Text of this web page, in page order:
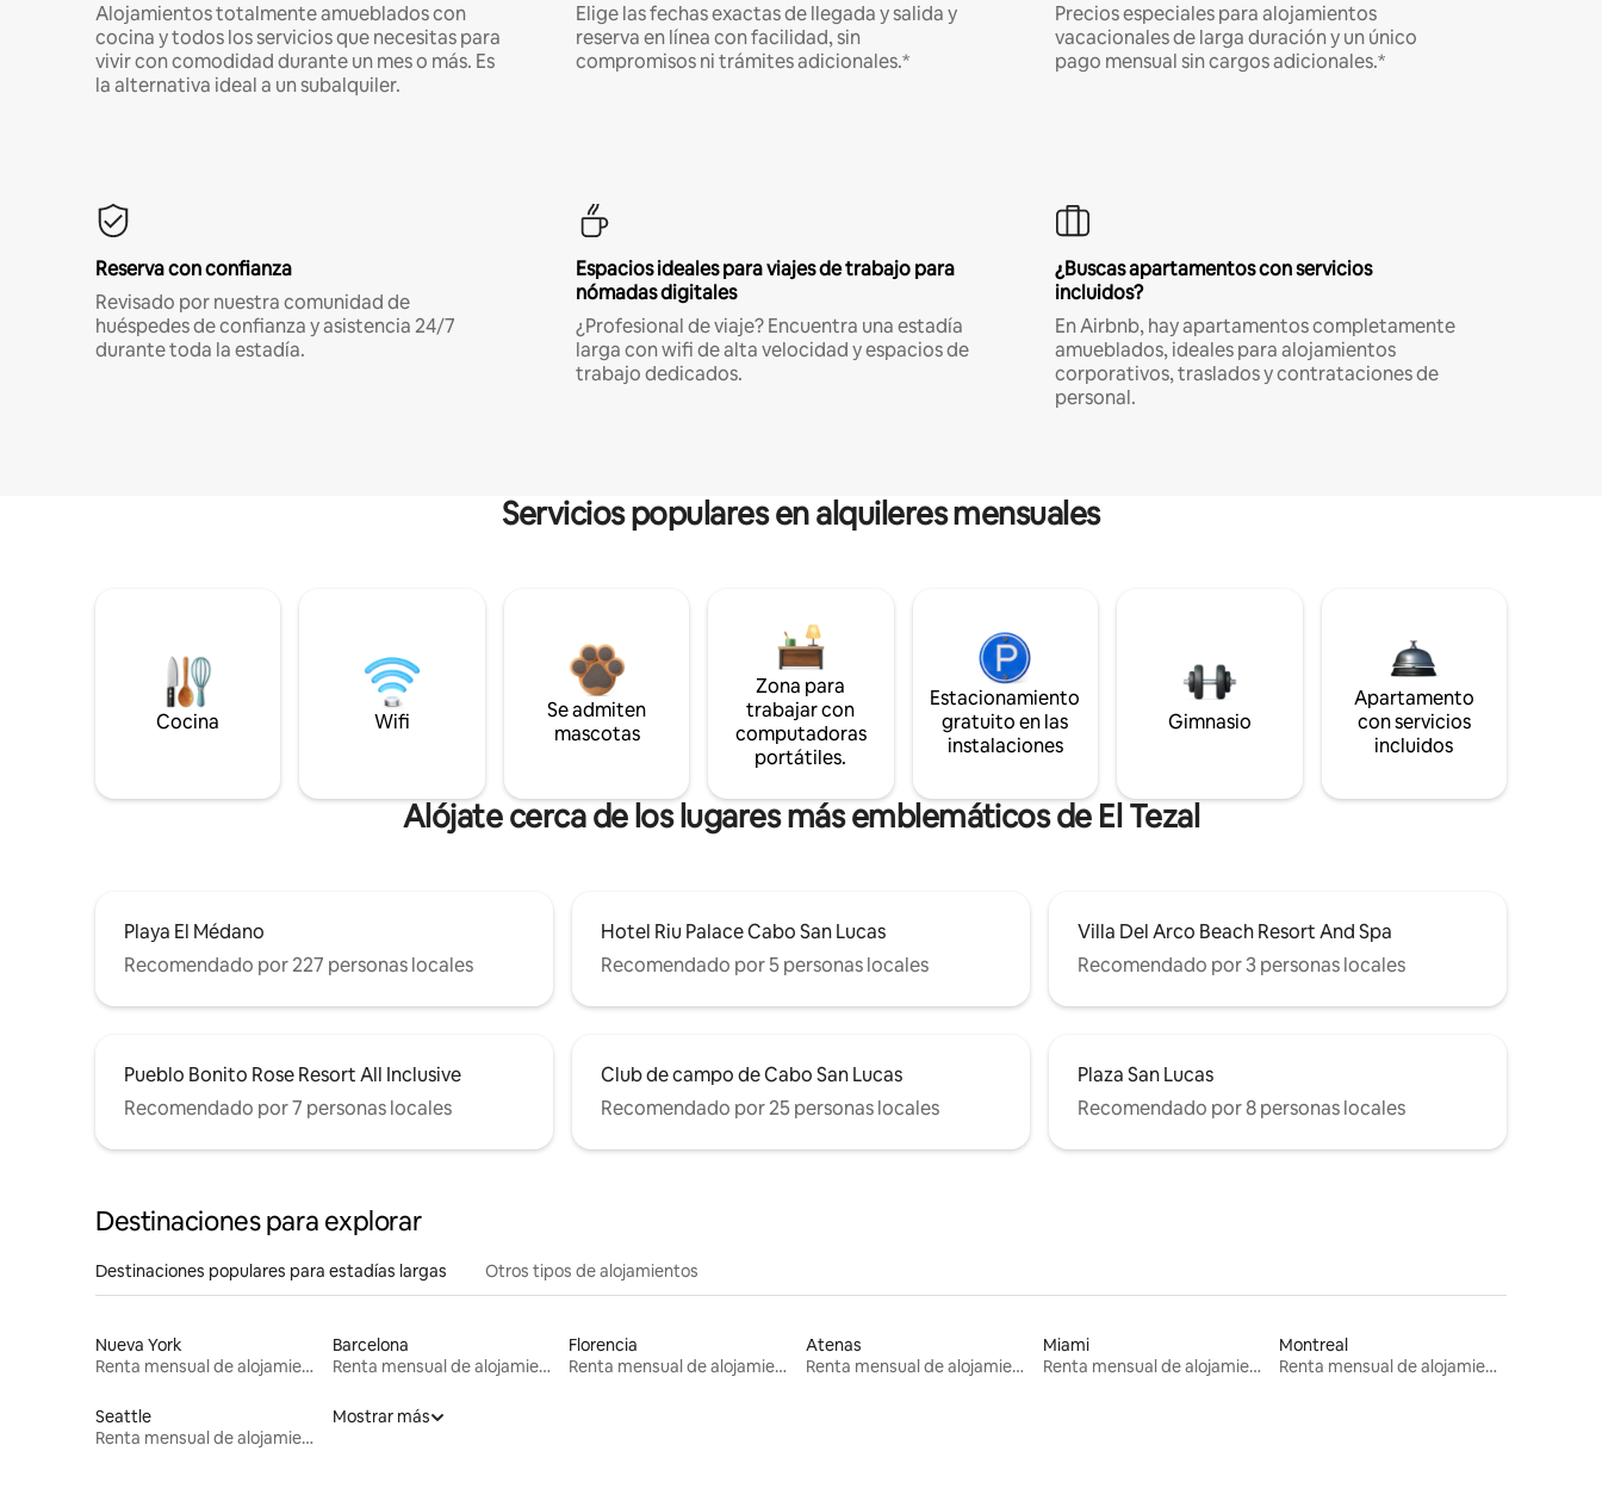
Alojamientos totalmente amueblados con
cocina y todos los servicios que necesitas para
vivir con comodidad durante un mes o más. Es
la alternativa ideal a un subalquiler.
Elige las fechas exactas de llegada y salida y
reserva en línea con facilidad, sin
compromisos ni trámites adicionales.*
Precios especiales para alojamientos
vacacionales de larga duración y un único
pago mensual sin cargos adicionales.*
Reserva con confianza
Revisado por nuestra comunidad de
huéspedes de confianza y asistencia 24/7
durante toda la estadía.
Espacios ideales para viajes de trabajo para
nómadas digitales
¿Profesional de viaje? Encuentra una estadía
larga con wifi de alta velocidad y espacios de
trabajo dedicados.
¿Buscas apartamentos con servicios
incluidos?
En Airbnb, hay apartamentos completamente
amueblados, ideales para alojamientos
corporativos, traslados y contrataciones de
personal.
Servicios populares en alquileres mensuales
Cocina Wifi
Se admiten
mascotas
Zona para
trabajar con
computadoras
portátiles.
Estacionamiento
gratuito en las
instalaciones
Gimnasio
Apartamento
con servicios
incluidos
Alójate cerca de los lugares más emblemáticos de El Tezal
Playa El Médano
Recomendado por 227 personas locales
Hotel Riu Palace Cabo San Lucas
Recomendado por 5 personas locales
Villa Del Arco Beach Resort And Spa
Recomendado por 3 personas locales
Pueblo Bonito Rose Resort All Inclusive
Recomendado por 7 personas locales
Club de campo de Cabo San Lucas
Recomendado por 25 personas locales
Plaza San Lucas
Recomendado por 8 personas locales
Destinaciones para explorar
Destinaciones populares para estadías largas Otros tipos de alojamientos
Nueva York
Renta mensual de alojamientos
Barcelona
Renta mensual de alojamientos
Florencia
Renta mensual de alojamientos
Atenas
Renta mensual de alojamientos
Miami
Renta mensual de alojamientos
Montreal
Renta mensual de alojamientos
Seattle
Renta mensual de alojamientos
Mostrar más